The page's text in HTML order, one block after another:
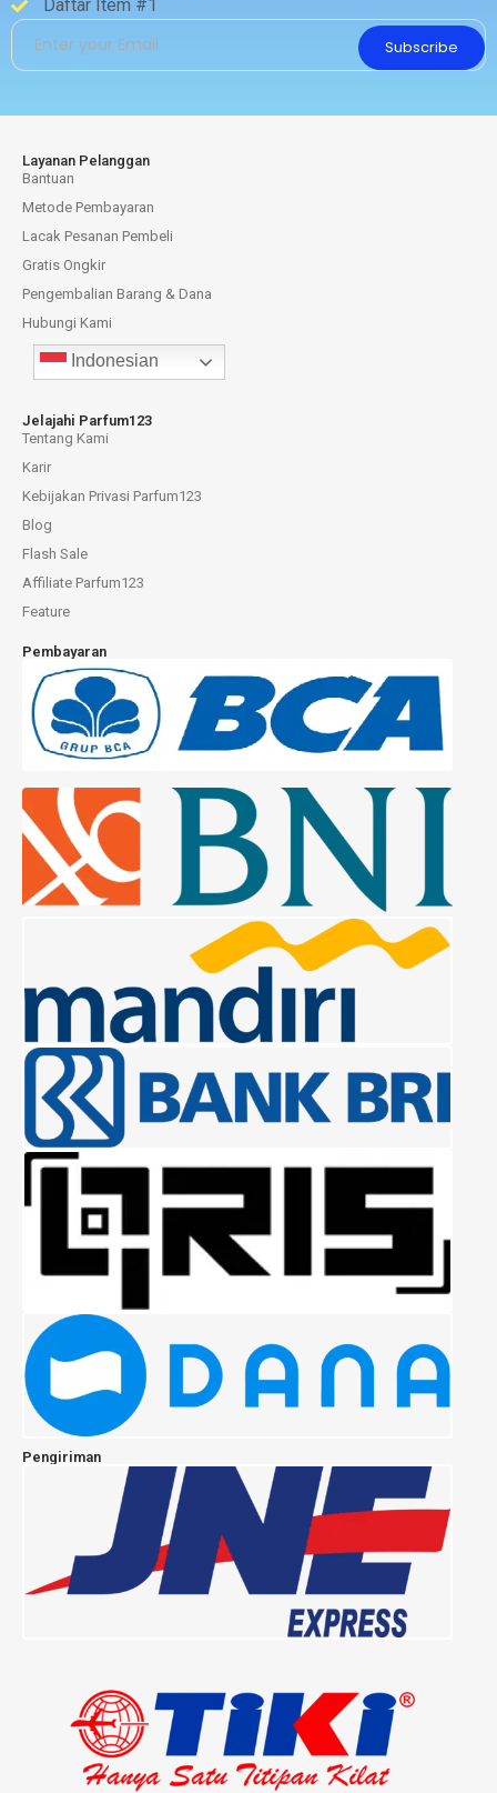
Daftar Item #1
Subscribe
Layanan Pelanggan
Bantuan
Metode Pembayaran
Lacak Pesanan Pembeli
Gratis Ongkir
Pengembalian Barang & Dana
Hubungi Kami
Indonesian
Jelajahi Parfum123
Tentang Kami
Karir
Kebijakan Privasi Parfum123
Blog
Flash Sale
Affiliate Parfum123
Feature
Pembayaran
Pengiriman